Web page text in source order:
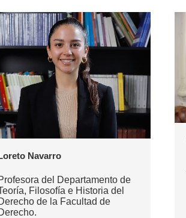
Navarro
del Departamento de
Filosofía e Historia del
de la Facultad de